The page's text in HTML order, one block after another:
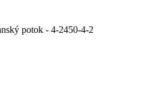
potok - 4-2450-4-2